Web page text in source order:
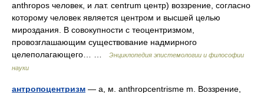
anthropos человек, и лат. centrum центр) воззрение, согласно
которому человек является центром и высшей целью
мироздания. В совокупности с теоцентризмом,
провозглашающим существование надмирного
целеполагающего… …
Энциклопедия эпистемологии и философии
науки
антропоцентризм — а, м. anthropcentrisme m. Воззрение,